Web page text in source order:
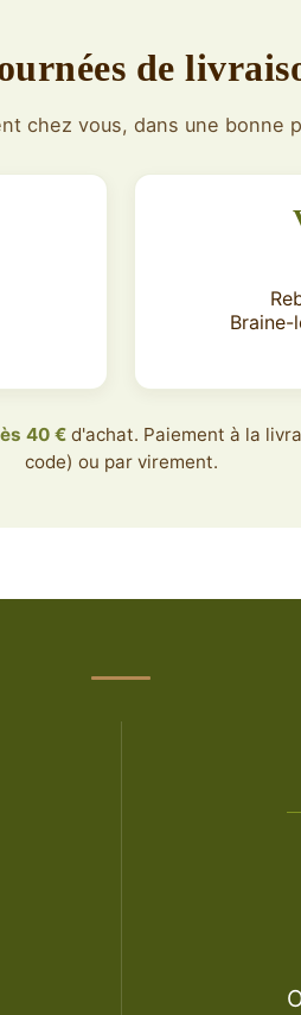
de
chez vous, dans une bonne
40 € d'achat. Paiement à la
code) ou par virement.